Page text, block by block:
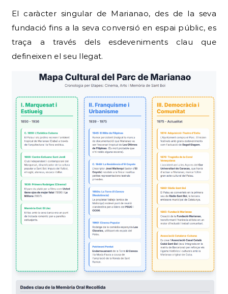
El caràcter singular de Marianao, des de la seva
fundació fins a la seva conversió en espai públic, es
traça a través dels esdeveniments clau que
defineixen el seu llegat.